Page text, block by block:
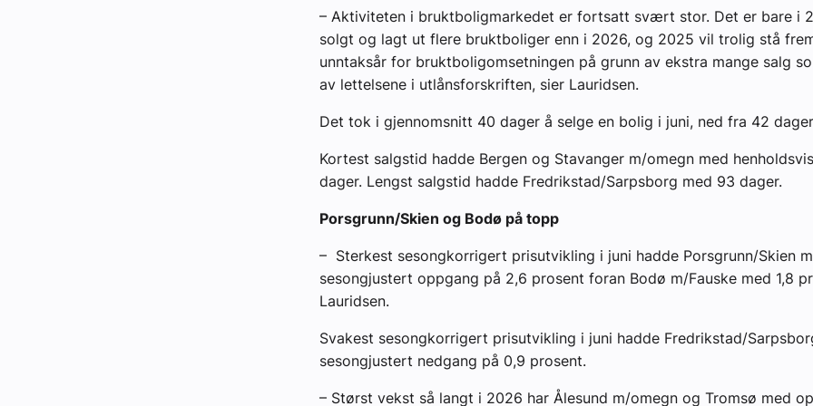
– Aktiviteten i bruktboligmarkedet er fortsatt svært stor. Det er bare i
solgt og lagt ut flere bruktboliger enn i 2026, og 2025 vil trolig stå
unntaksår for bruktboligomsetningen på grunn av ekstra mange salg
av lettelsene i utlånsforskriften, sier Lauridsen.
Det tok i gjennomsnitt 40 dager å selge en bolig i juni, ned fra 42
Kortest salgstid hadde Bergen og Stavanger m/omegn med
dager. Lengst salgstid hadde Fredrikstad/Sarpsborg med 93 dager.
Porsgrunn/Skien og Bodø på topp
– Sterkest sesongkorrigert prisutvikling i juni hadde Porsgrunn/Skien
sesongjustert oppgang på 2,6 prosent foran Bodø m/Fauske med 1,8
Lauridsen.
Svakest sesongkorrigert prisutvikling i juni hadde Fredrikstad/
sesongjustert nedgang på 0,9 prosent.
– Størst vekst så langt i 2026 har Ålesund m/omegn og Tromsø med